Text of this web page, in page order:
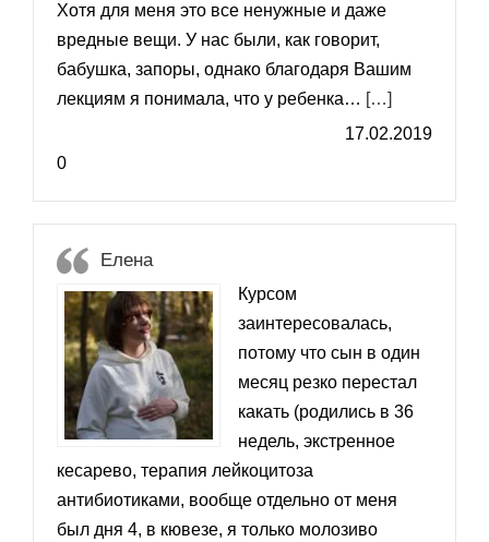
Хотя для меня это все ненужные и даже
вредные вещи. У нас были, как говорит,
бабушка, запоры, однако благодаря Вашим
лекциям я понимала, что у ребенка… […]«Оксана»
17.02.2019
0
Елена
Курсом
заинтересовалась,
потому что сын в один
месяц резко перестал
какать (родились в 36
недель, экстренное
кесарево, терапия лейкоцитоза
антибиотиками, вообще отдельно от меня
был дня 4, в кювезе, я только молозиво